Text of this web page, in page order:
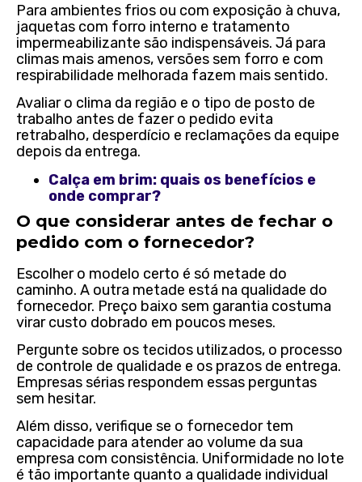
Para ambientes frios ou com exposição à chuva,
jaquetas com forro interno e tratamento
impermeabilizante são indispensáveis. Já para
climas mais amenos, versões sem forro e com
respirabilidade melhorada fazem mais sentido.
Avaliar o clima da região e o tipo de posto de
trabalho antes de fazer o pedido evita
retrabalho, desperdício e reclamações da equipe
depois da entrega.
Calça em brim: quais os benefícios e
onde comprar?
O que considerar antes de fechar o
pedido com o fornecedor?
Escolher o modelo certo é só metade do
caminho. A outra metade está na qualidade do
fornecedor. Preço baixo sem garantia costuma
virar custo dobrado em poucos meses.
Pergunte sobre os tecidos utilizados, o processo
de controle de qualidade e os prazos de entrega.
Empresas sérias respondem essas perguntas
sem hesitar.
Além disso, verifique se o fornecedor tem
capacidade para atender ao volume da sua
empresa com consistência. Uniformidade no lote
é tão importante quanto a qualidade individual